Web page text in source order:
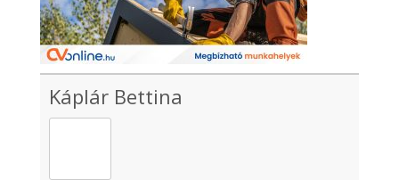
Káplár Bettina